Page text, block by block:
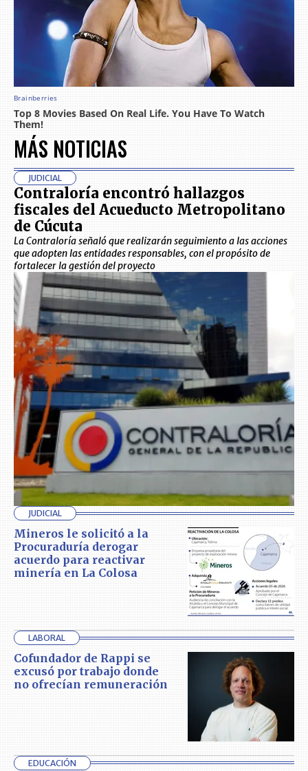
MÁS NOTICIAS
JUDICIAL
Contraloría encontró hallazgos
fiscales del Acueducto Metropolitano
de Cúcuta
La Contraloría señaló que realizarán seguimiento a las acciones
que adopten las entidades responsables, con el propósito de
fortalecer la gestión del proyecto
JUDICIAL
Mineros le solicitó a la
Procuraduría derogar
acuerdo para reactivar
minería en La Colosa
LABORAL
Cofundador de Rappi se
excusó por trabajo donde
no ofrecían remuneración
EDUCACIÓN